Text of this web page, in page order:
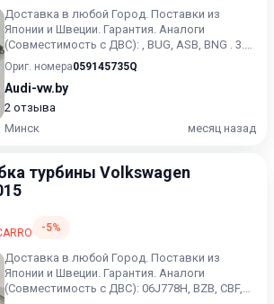
Доставка в любой Город. Поставки из
Японии и Швеции. Гарантия. Аналоги
(Совместимость с ДВС): , BUG, ASB, BNG . 3.0
TDI. 232 л.с. (171 кВт).
Ориг. номера059145735Q
Audi-vw.by
2 отзыва
Минск
месяц назад
турбины Volkswagen
-5%
Доставка в любой Город. Поставки из
Японии и Швеции. Гарантия. Аналоги
(Совместимость с ДВС): 06J778H, BZB, CBF,